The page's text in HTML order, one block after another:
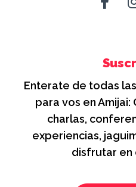
Enterate de todas
para vos en Amijai:
charlas,
experiencias,
disfrutar en